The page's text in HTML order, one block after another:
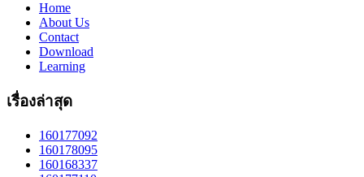
Home
About Us
Contact
Download
Learning
เรื่องล่าสุด
160177092
160178095
160168337